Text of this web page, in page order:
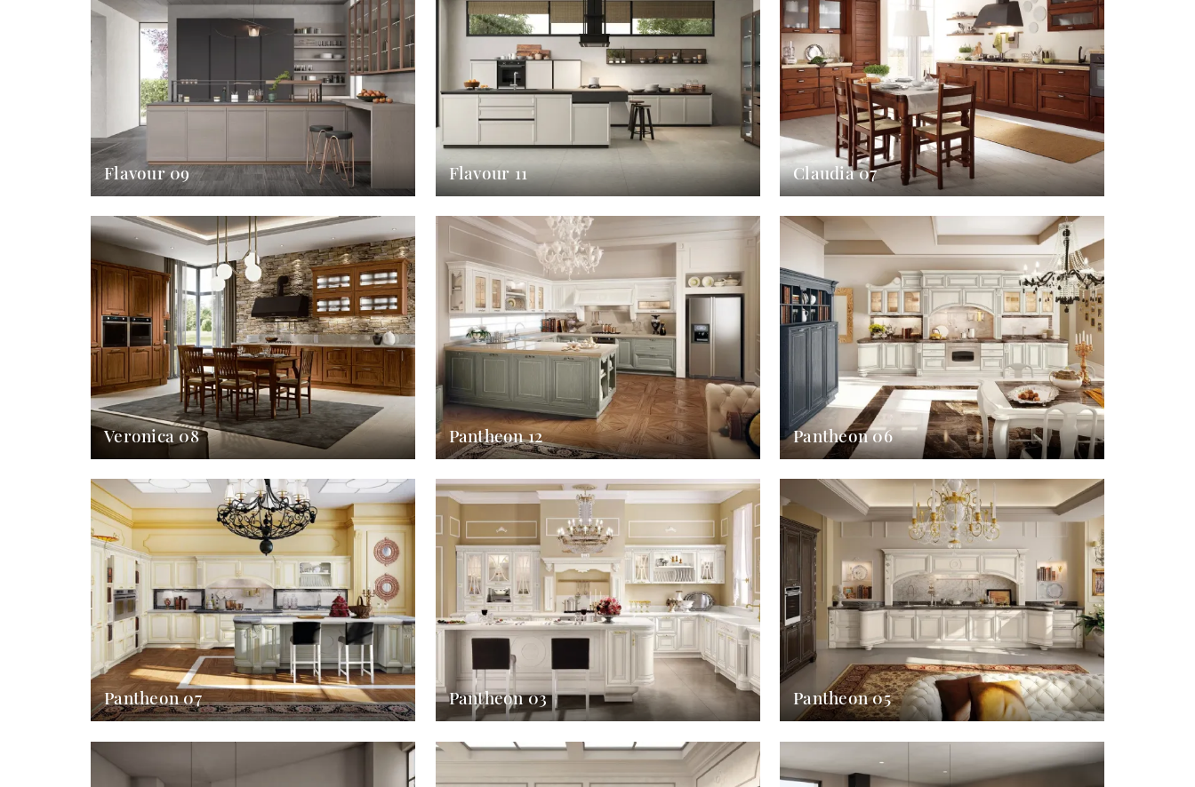
Flavour 09 Flavour 11 Claudia 07
Veronica 08 Pantheon 12 Pantheon 06
Pantheon 07 Pantheon 03 Pantheon 05